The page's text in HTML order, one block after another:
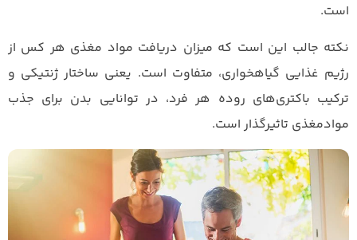
است.
نکته جالب این است که میزان دریافت مواد مغذی هر کس از
رژیم غذایی گیاهخواری، متفاوت است. یعنی ساختار ژنتیکی و
ترکیب باکتری‌های روده هر فرد، در توانایی بدن برای جذب
موادمغذی تاثیرگذار است.